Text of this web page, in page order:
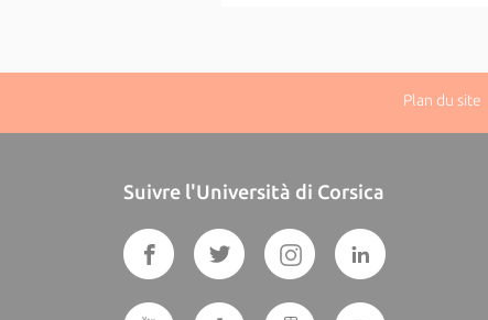
Plan du site
Suivre l'Università di Corsica